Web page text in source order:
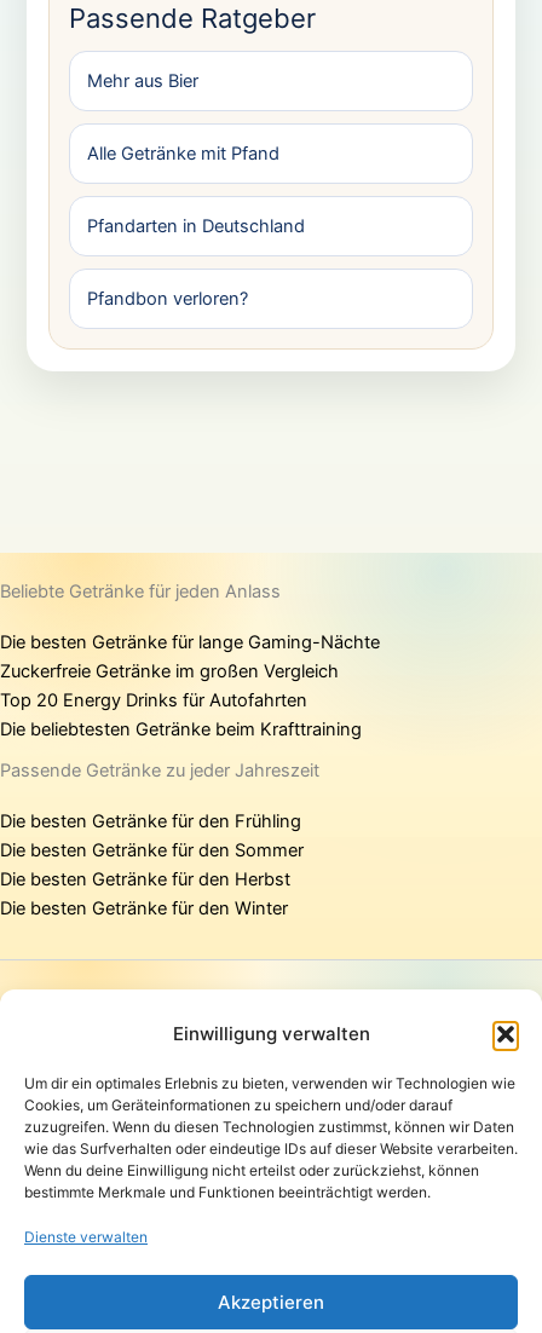
Einwilligung verwalten
Um dir ein optimales Erlebnis zu bieten, verwenden wir Technologien wie
Cookies, um Geräteinformationen zu speichern und/oder darauf
zuzugreifen. Wenn du diesen Technologien zustimmst, können wir Daten
wie das Surfverhalten oder eindeutige IDs auf dieser Website verarbeiten.
Wenn du deine Einwilligung nicht erteilst oder zurückziehst, können
bestimmte Merkmale und Funktionen beeinträchtigt werden.
Dienste verwalten
Akzeptieren
Passende Ratgeber
Mehr aus Bier
Alle Getränke mit Pfand
Pfandarten in Deutschland
Pfandbon verloren?
Beliebte Getränke für jeden Anlass
Die besten Getränke für lange Gaming-Nächte
Zuckerfreie Getränke im großen Vergleich
Top 20 Energy Drinks für Autofahrten
Die beliebtesten Getränke beim Krafttraining
Passende Getränke zu jeder Jahreszeit
Die besten Getränke für den Frühling
Die besten Getränke für den Sommer
Die besten Getränke für den Herbst
Die besten Getränke für den Winter
Presse
Datenschutzerklärung
AGB
Widerrufsbelehrung
Versand und Lieferung
Zahlungsarten
Copyright © 2026 Pfandpirat | Präsentiert vonZimmermanns
Internet & PR-Beratung